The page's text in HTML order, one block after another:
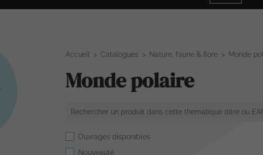
Accueil Catalogues Nature, faune & flore Monde
Monde polaire
Ouvrages disponibles
Nouveauté